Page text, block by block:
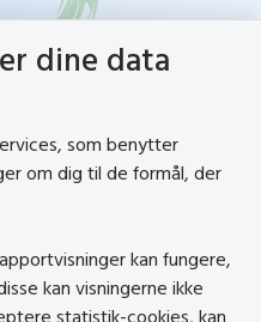
dine data
som benytter
om dig til de formål, der
kan fungere,
kan visningerne ikke
statistik-cookies, kan